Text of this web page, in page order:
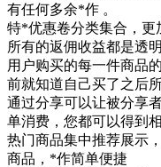
有任何多余*作 。
特*优惠卷分类集合，更
所有的返佣收益都是透
用户购买的每一件商品
前就知道自己买了之后
通过分享可以让被分享
单消费，您都可以得到
热门商品集中推荐展示
商品，*作简单便捷